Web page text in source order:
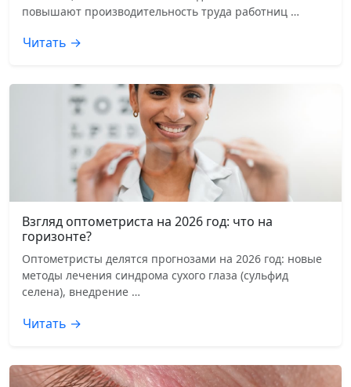
повышают производительность труда работниц …
Читать →
Взгляд оптометриста на 2026 год: что на
горизонте?
Оптометристы делятся прогнозами на 2026 год: новые
методы лечения синдрома сухого глаза (сульфид
селена), внедрение …
Читать →